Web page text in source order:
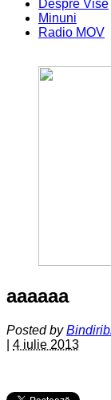
Despre Vise
Minuni
Radio MOV
aaaaaa
Posted by
4 iulie 2013